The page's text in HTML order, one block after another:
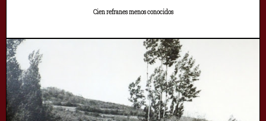
Cien refranes menos conocidos